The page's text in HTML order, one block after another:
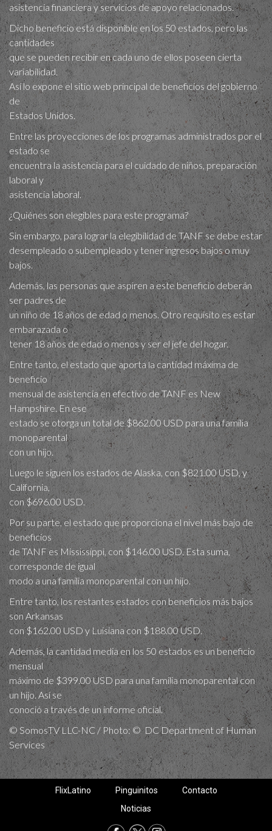
asistencia financiera y servicios de apoyo relacionados.
Dicho beneficio está disponible en los 50 estados, pero las
cantidades
que se pueden recibir en cada uno de ellos poseen cierta
variabilidad.
Así lo expone el sitio web principal de beneficios del gobierno
de
Estados Unidos.
Entre las proyecciones de los programas administrados por el
estado se
encuentra la asistencia para el cuidado de niños, preparación
laboral y
asistencia laboral.
¿Quiénes son elegibles para este programa?
Sin embargo, para lograr la elegibilidad de TANF se debe estar
desempleado o subempleado y tener ingresos bajos o muy
bajos.
Además, las personas que aspiren a este beneficio deberán
ser padres de
un niño de 18 años de edad o menos. Otro requisito es estar
embarazada o
tener 18 años de edad o menos y ser el jefe del hogar.
Entre tanto, el estado que aporta la cantidad máxima de
beneficio
mensual de asistencia en efectivo de TANF es New
Hampshire. En ese
estado se otorga un total de $862.00 USD para una familia
monoparental
con un hijo.
Luego le siguen los estados de Alaska, con $821.00 USD, y
California,
con $696.00 USD.
Por su parte, el estado que proporciona el nivel más bajo de
beneficios
de TANF es Mississippi, con $146.00 USD. Esta suma,
corresponde de igual
modo a una familia monoparental con un hijo.
Entre tanto, los restantes estados con beneficios más bajos
son Arkansas
con $162.00 USD y Luisiana con $188.00 USD.
Además, la cantidad media en los 50 estados es un beneficio
mensual
máximo de $399.00 USD para una familia monoparental con
un hijo. Así se
conoció a través de un informe oficial.
© SomosTV LLC-NC / Photo: © DC Department of Human
Services
FlixLatino Pinguinitos
Contacto
Noticias